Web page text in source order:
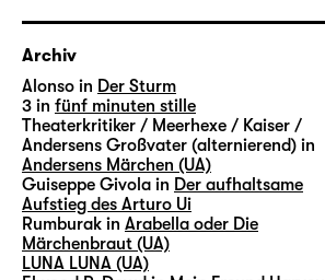
Archiv
Alonso in Der Sturm
3 in fünf minuten stille
Theaterkritiker / Meerhexe / Kaiser /
Andersens Großvater (alternierend) in
Andersens Märchen (UA)
Guiseppe Givola in Der aufhaltsame
Aufstieg des Arturo Ui
Rumburak in Arabella oder Die
Märchenbraut (UA)
LUNA LUNA (UA)